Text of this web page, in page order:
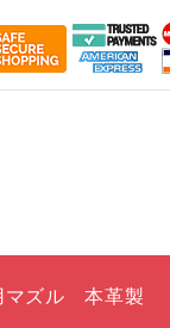
マズル 本革製